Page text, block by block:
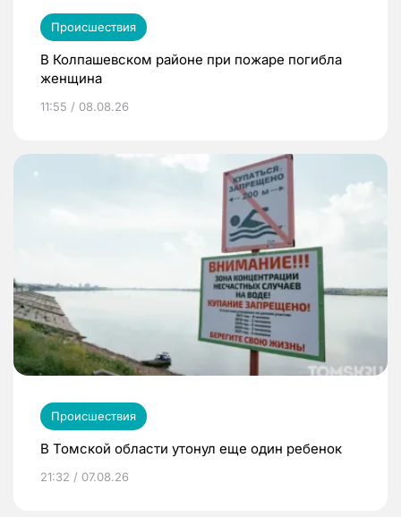
Происшествия
В Колпашевском районе при пожаре погибла
женщина
11:55 / 08.08.26
Происшествия
В Томской области утонул еще один ребенок
21:32 / 07.08.26